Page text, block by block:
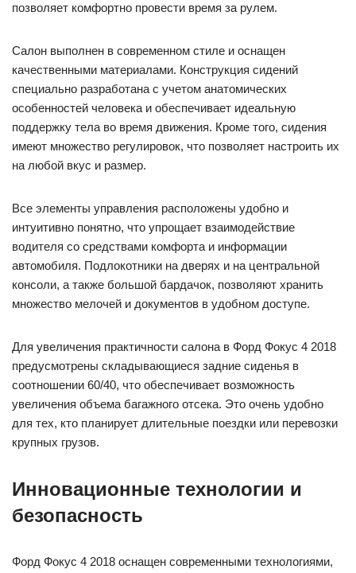
позволяет комфортно провести время за рулем.
Салон выполнен в современном стиле и оснащен
качественными материалами. Конструкция сидений
специально разработана с учетом анатомических
особенностей человека и обеспечивает идеальную
поддержку тела во время движения. Кроме того, сидения
имеют множество регулировок, что позволяет настроить их
на любой вкус и размер.
Все элементы управления расположены удобно и
интуитивно понятно, что упрощает взаимодействие
водителя со средствами комфорта и информации
автомобиля. Подлокотники на дверях и на центральной
консоли, а также большой бардачок, позволяют хранить
множество мелочей и документов в удобном доступе.
Для увеличения практичности салона в Форд Фокус 4 2018
предусмотрены складывающиеся задние сиденья в
соотношении 60/40, что обеспечивает возможность
увеличения объема багажного отсека. Это очень удобно
для тех, кто планирует длительные поездки или перевозки
крупных грузов.
Инновационные технологии и
безопасность
Форд Фокус 4 2018 оснащен современными технологиями,